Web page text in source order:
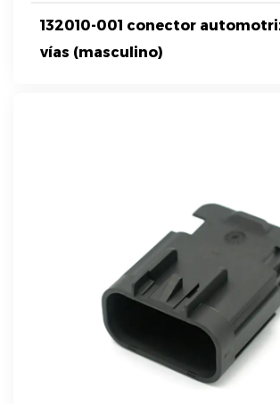
132010-001 conector
vías (masculino)